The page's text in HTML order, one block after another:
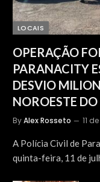
LOCAIS
OPERAÇÃO
PARANACITY
DESVIO
NOROESTE
ByAlex Rosseto 11
A Polícia Civil de
quinta-feira, 11 de